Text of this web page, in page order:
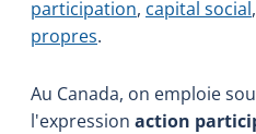
participation, capital social,
propres.
Au Canada, on emploie
l'expression action